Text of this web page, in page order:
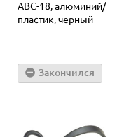
АВС-18, алюминий/
пластик, черный
Закончился